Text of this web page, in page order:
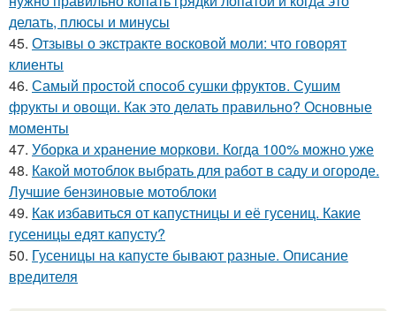
делать, плюсы и минусы
45. Отзывы о экстракте восковой моли: что говорят
клиенты
46. Самый простой способ сушки фруктов. Сушим
фрукты и овощи. Как это делать правильно? Основные
моменты
47. Уборка и хранение моркови. Когда 100% можно уже
48. Какой мотоблок выбрать для работ в саду и огороде.
Лучшие бензиновые мотоблоки
49. Как избавиться от капустницы и её гусениц. Какие
гусеницы едят капусту?
50. Гусеницы на капусте бывают разные. Описание
вредителя